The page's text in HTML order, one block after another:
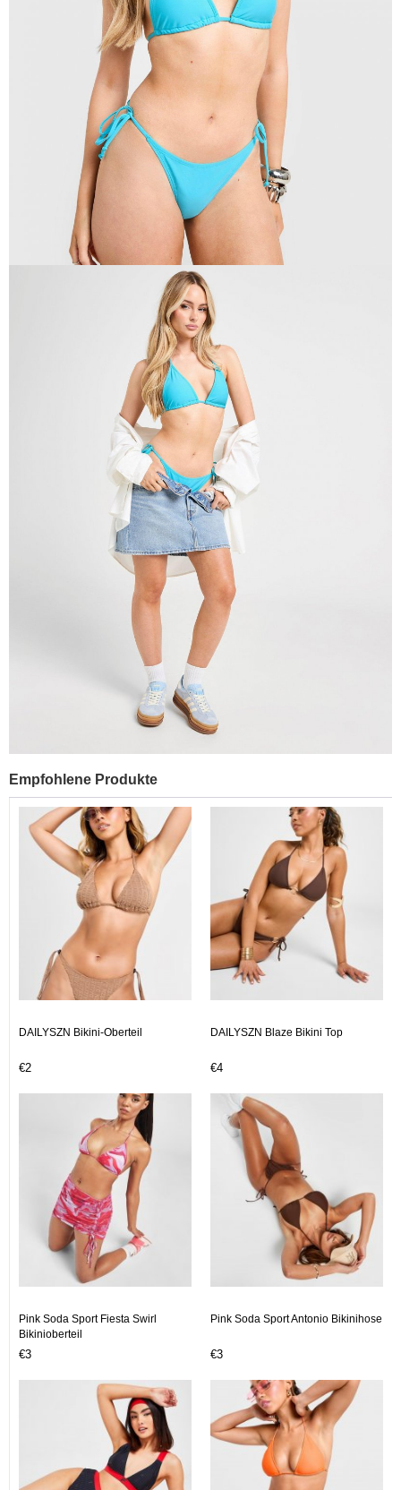
Empfohlene Produkte
DAILYSZN Bikini-Oberteil
€2
DAILYSZN Blaze Bikini Top
€4
Pink Soda Sport Fiesta Swirl
Bikinioberteil
€3
Pink Soda Sport Antonio Bikinihose
€3